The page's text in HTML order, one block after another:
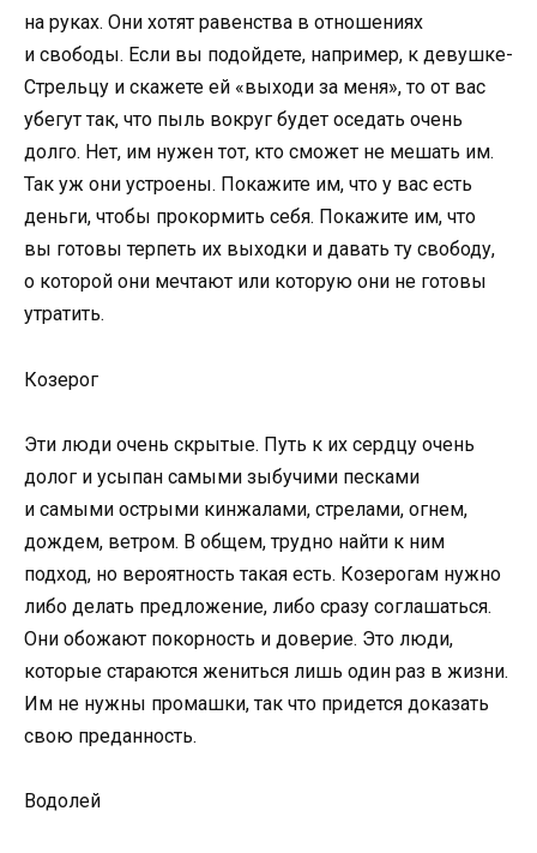
на руках. Они хотят равенства в отношениях
и свободы. Если вы подойдете, например, к девушке-
Стрельцу и скажете ей «выходи за меня», то от вас
убегут так, что пыль вокруг будет оседать очень
долго. Нет, им нужен тот, кто сможет не мешать им.
Так уж они устроены. Покажите им, что у вас есть
деньги, чтобы прокормить себя. Покажите им, что
вы готовы терпеть их выходки и давать ту свободу,
о которой они мечтают или которую они не готовы
утратить.
Козерог
Эти люди очень скрытые. Путь к их сердцу очень
долог и усыпан самыми зыбучими песками
и самыми острыми кинжалами, стрелами, огнем,
дождем, ветром. В общем, трудно найти к ним
подход, но вероятность такая есть. Козерогам нужно
либо делать предложение, либо сразу соглашаться.
Они обожают покорность и доверие. Это люди,
которые стараются жениться лишь один раз в жизни.
Им не нужны промашки, так что придется доказать
свою преданность.
Водолей